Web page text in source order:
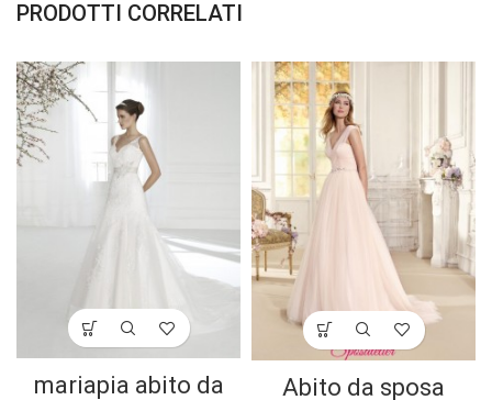
PRODOTTI CORRELATI
mariapia abito da
Abito da sposa